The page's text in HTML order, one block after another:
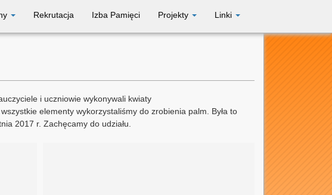
Rekrutacja Izba Pamięci Projekty Linki
i uczniowie wykonywali kwiaty
elementy wykorzystaliśmy do zrobienia palm. Była to
2017 r. Zachęcamy do udziału.